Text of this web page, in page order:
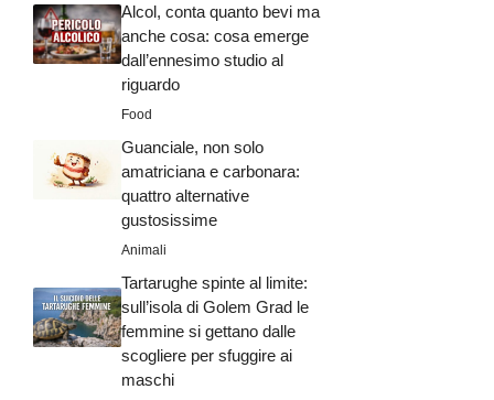
Alcol, conta quanto bevi ma
anche cosa: cosa emerge
dall’ennesimo studio al
riguardo
Food
Guanciale, non solo
amatriciana e carbonara:
quattro alternative
gustosissime
Animali
Tartarughe spinte al limite:
sull’isola di Golem Grad le
femmine si gettano dalle
scogliere per sfuggire ai
maschi